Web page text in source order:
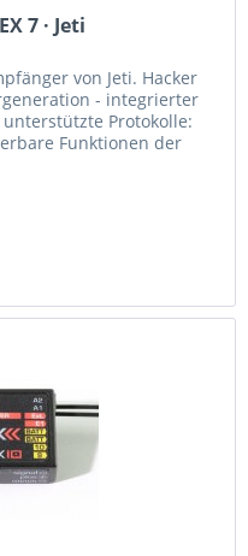
7 · Jeti
von Jeti. Hacker
- integrierter
Protokolle:
Funktionen der